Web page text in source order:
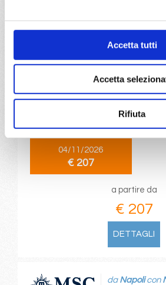
Accetta tutti
Accetta
Rifiuta
Mediterraneo5 giorni
daVallettacon
04/11/2026
€ 207
a partire da
€ 207
DETTAGLI
da Napolicon